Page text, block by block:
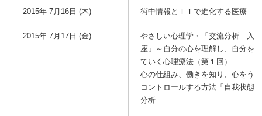
2015年 7月16日 (木) 術中情報とＩＴで進化する医療
2015年 7月17日 (金)
やさしい心理学・「交流分析 入
座」～自分の心を理解し、自分を
ていく心理療法（第１回）
心の仕組み、働きを知り、心をう
コントロールする方法「自我状態
分析